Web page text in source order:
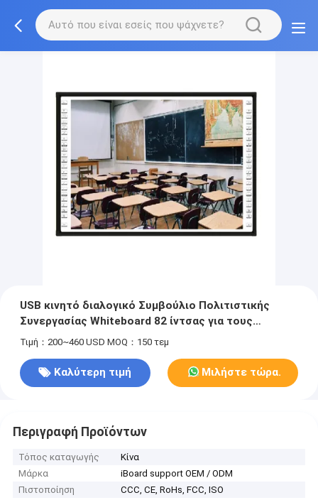
USB κινητό διαλογικό Συμβούλιο Πολιτιστικής
Συνεργασίας Whiteboard 82 ίντσας για τους
σπουδαστές
Τιμή：200~460 USD MOQ：150 τεμ
Καλύτερη τιμή Μιλήστε τώρα.
Περιγραφή Προϊόντων
Τόπος καταγωγής
Κίνα
Μάρκα
iBoard support OEM / ODM
Πιστοποίηση
CCC, CE, RoHs, FCC, ISO